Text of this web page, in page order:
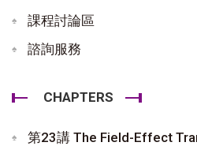
課程討論區
諮詢服務
CHAPTERS
第23講 The Field-Effect